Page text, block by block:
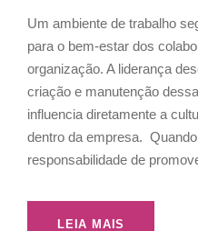
Um ambiente de trabalho
para o bem-estar dos
organização. A liderança
criação e manutenção
influencia diretamente a
dentro da empresa.
responsabilidade de
LEIA MAIS